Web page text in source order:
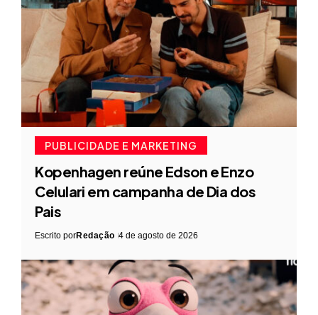
PUBLICIDADE E MARKETING
Kopenhagen reúne Edson e Enzo
Celulari em campanha de Dia dos
Pais
Escrito porRedação 4 de agosto de 2026